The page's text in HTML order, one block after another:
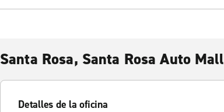
Santa Rosa, Santa Rosa Auto Mall
Detalles de la oficina